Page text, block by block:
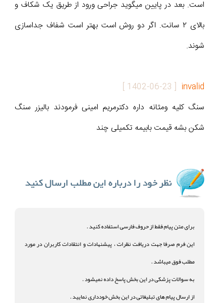
است. بعد در پایین میگوید جراحی ورود از طریق یک شکاف و
بالای ۲ سانت. اگر دو روش است بهتر است شفاف جداسازی
شوند.
invalid
[
1402-06-23
]
سنگ کلیه ومثانه داره دکترمریم امینی فرمودند بالیزر سنگ
شکن بشه قیمت بابیمه تکمیلی چند
برای متن پیام فقط از حروف فارسی استفاده کنید .
این فرم صرفا جهت دریافت نظرات ، پیشنهادات و انتقادات کاربران در مورد
مطلب فوق میباشد .
به سوالات پزشکی در این بخش پاسخ داده نمیشود .
از ارسال پیام های تبلیغاتی در این بخش خودداری نمایید .